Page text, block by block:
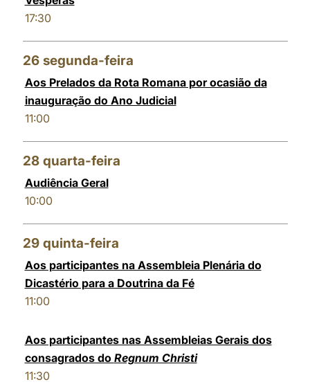
17:30
26 segunda-feira
Aos Prelados da Rota Romana por ocasião da
inauguração do Ano Judicial
11:00
28 quarta-feira
Audiência Geral
10:00
29 quinta-feira
Aos participantes na Assembleia Plenária do
Dicastério para a Doutrina da Fé
11:00
Aos participantes nas Assembleias Gerais dos
consagrados do Regnum Christi
11:30